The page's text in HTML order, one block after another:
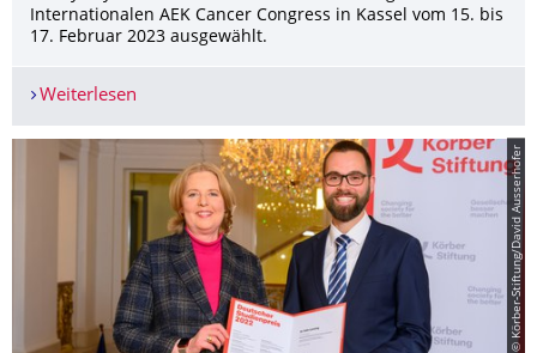
Internationalen AEK Cancer Congress in Kassel vom 15. bis
17. Februar 2023 ausgewählt.
Weiterlesen
© Körber-Stiftung/David Ausserhofer